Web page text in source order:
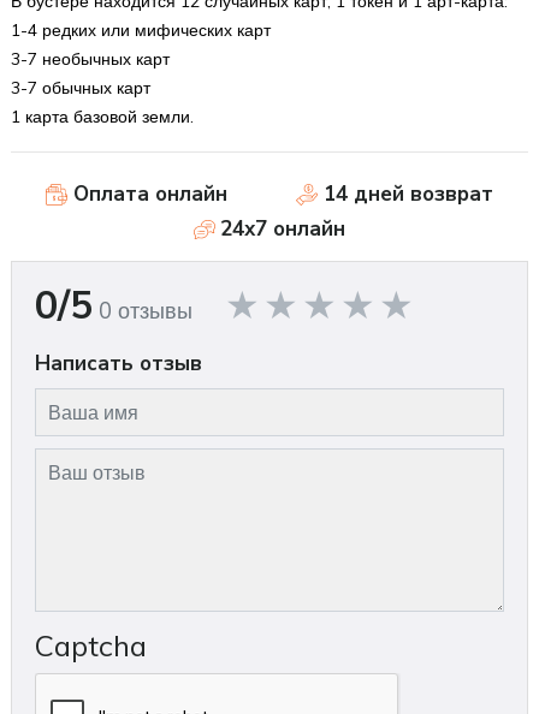
1-4 редких или мифических карт
3-7 необычных карт
3-7 обычных карт
1 карта базовой земли.
Оплата онлайн
14 дней возврат
24x7 онлайн
0/5 0 отзывы
Написать отзыв
Captcha